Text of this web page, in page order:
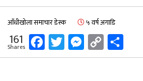
आँधीखोला समाचार डेस्क ५ वर्ष अगाडि
161
Shares Facebook
Twitter
Messenger
Copy
Link